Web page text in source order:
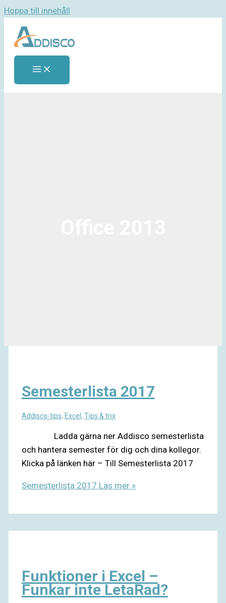
Hoppa till innehåll
Semesterlista 2017
Addisco-tips, Excel , Tips & trix
Ladda gärna ner Addisco semesterlista
och hantera semester för dig och dina kollegor.
Klicka på länken här – Till Semesterlista 2017
Semesterlista 2017 Läs mer »
Funktioner i Excel –
Funkar inte LetaRad?